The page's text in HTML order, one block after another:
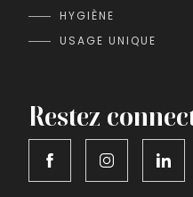
HYGIÈNE
USAGE UNIQUE
Restez